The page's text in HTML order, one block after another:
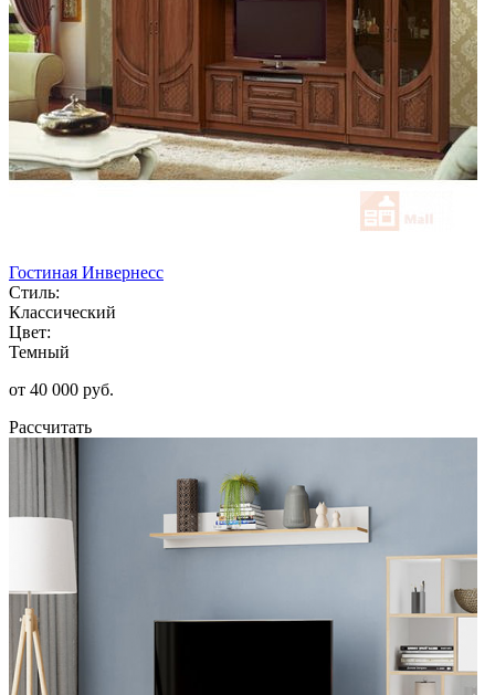
Гостиная Инвернесс
Стиль:
Классический
Цвет:
Темный
от 40 000 руб.
Рассчитать